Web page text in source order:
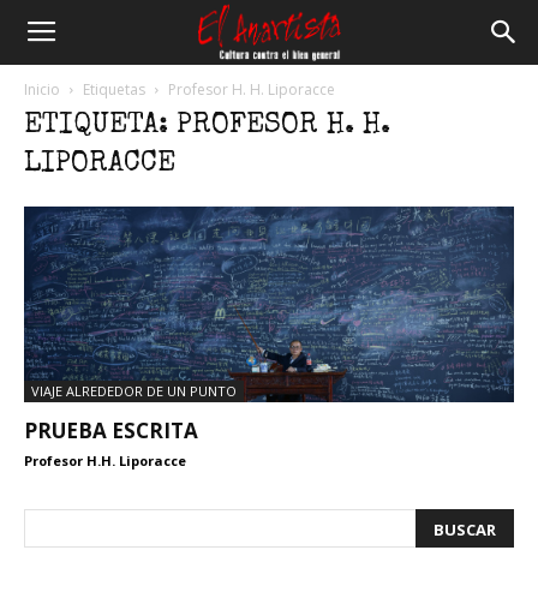
Inicio Etiquetas Profesor H. H. Liporacce
ETIQUETA: PROFESOR H. H.
LIPORACCE
VIAJE ALREDEDOR DE UN PUNTO
PRUEBA ESCRITA
Profesor H.H. Liporacce